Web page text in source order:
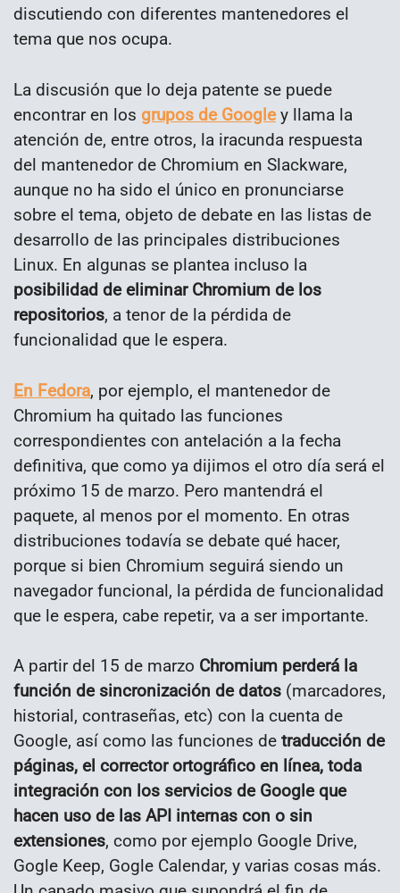
discutiendo con diferentes mantenedores el
tema que nos ocupa.
La discusión que lo deja patente se puede
encontrar en los grupos de Googley llama la
atención de, entre otros, la iracunda respuesta
del mantenedor de Chromium en Slackware,
aunque no ha sido el único en pronunciarse
sobre el tema, objeto de debate en las listas de
desarrollo de las principales distribuciones
Linux. En algunas se plantea incluso la
posibilidad de eliminar Chromium de los
repositorios, a tenor de la pérdida de
funcionalidad que le espera.
En Fedora, por ejemplo, el mantenedor de
Chromium ha quitado las funciones
correspondientes con antelación a la fecha
definitiva, que como ya dijimos el otro día será el
próximo 15 de marzo. Pero mantendrá el
paquete, al menos por el momento. En otras
distribuciones todavía se debate qué hacer,
porque si bien Chromium seguirá siendo un
navegador funcional, la pérdida de funcionalidad
que le espera, cabe repetir, va a ser importante.
A partir del 15 de marzo Chromium perderá la
función de sincronización de datos (marcadores,
historial, contraseñas, etc) con la cuenta de
Google, así como las funciones de traducción de
páginas, el corrector ortográfico en línea, toda
integración con los servicios de Google que
hacen uso de las API internas con o sin
extensiones, como por ejemplo Google Drive,
Gogle Keep, Gogle Calendar, y varias cosas más.